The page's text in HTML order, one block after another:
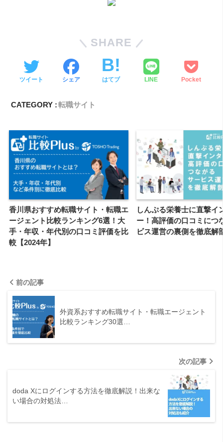
SHARE
ツイート シェア はてブ LINE Pocket
CATEGORY :転職サイト
香川県おすすめ転職サイト・転職エ
ージェント比較ランキング6選！大
手・年収・年代別の口コミ評価を比
較【2024年】
しんぷる栄養士に直撃イ
ー！高評価の口コミにつ
ビス運営の裏側を徹底解
前の記事
外資系おすすめ転職サイト・転職エージェント
比較ランキング30選…
次の記事
doda Xにログインする方法を徹底解説！出来な
い場合の対処法…